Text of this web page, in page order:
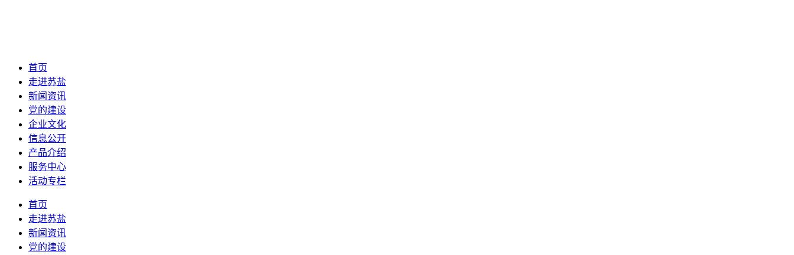
首页
走进苏盐
新闻资讯
党的建设
企业文化
信息公开
产品介绍
服务中心
活动专栏
首页
走进苏盐
新闻资讯
党的建设